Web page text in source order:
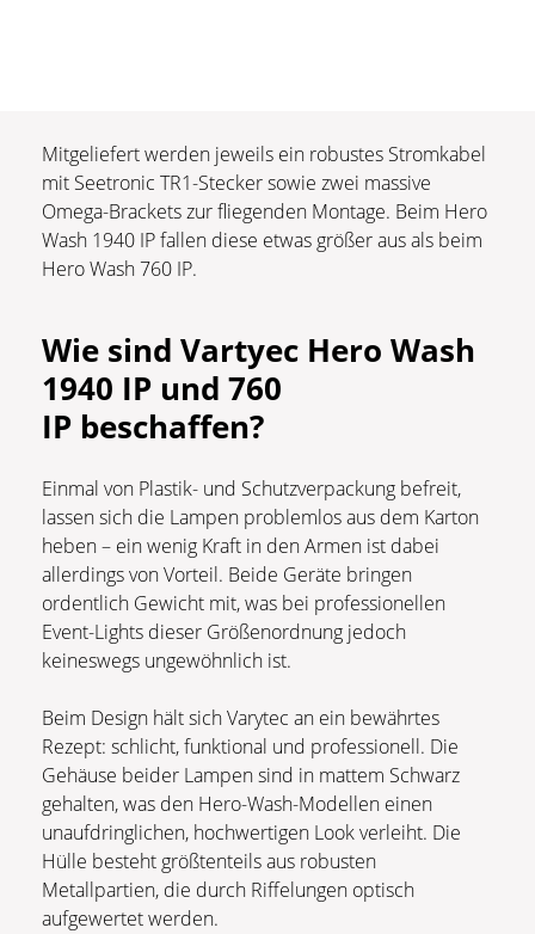
Mitgeliefert werden jeweils ein robustes Stromkabel
mit Seetronic TR1-Stecker sowie zwei massive
Omega-Brackets zur fliegenden Montage. Beim Hero
Wash 1940 IP fallen diese etwas größer aus als beim
Hero Wash 760 IP.
Wie sind Vartyec Hero Wash
1940 IP und 760
IP beschaffen?
Einmal von Plastik- und Schutzverpackung befreit,
lassen sich die Lampen problemlos aus dem Karton
heben – ein wenig Kraft in den Armen ist dabei
allerdings von Vorteil. Beide Geräte bringen
ordentlich Gewicht mit, was bei professionellen
Event-Lights dieser Größenordnung jedoch
keineswegs ungewöhnlich ist.
Beim Design hält sich Varytec an ein bewährtes
Rezept: schlicht, funktional und professionell. Die
Gehäuse beider Lampen sind in mattem Schwarz
gehalten, was den Hero-Wash-Modellen einen
unaufdringlichen, hochwertigen Look verleiht. Die
Hülle besteht größtenteils aus robusten
Metallpartien, die durch Riffelungen optisch
aufgewertet werden.